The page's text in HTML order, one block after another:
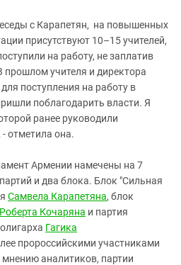
с Карапетян, на повышенных
присутствуют 10–15 учителей,
на работу, не заплатив
прошлом учителя и директора
поступления на работу в
поблагодарить власти. Я
ранее руководили
отметила она.
Армении намечены на 7
и два блока. Блок "Сильная
Самвела Карапетяна, блок
Роберта Кочаряна и партия
Гагика
пророссийскими участниками
аналитиков, партии